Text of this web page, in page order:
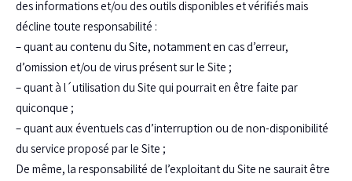
des informations et/ou des outils disponibles et vérifiés mais
décline toute responsabilité :
– quant au contenu du Site, notamment en cas d’erreur,
d’omission et/ou de virus présent sur le Site ;
– quant à l´utilisation du Site qui pourrait en être faite par
quiconque ;
– quant aux éventuels cas d’interruption ou de non-disponibilité
du service proposé par le Site ;
De même, la responsabilité de l’exploitant du Site ne saurait être